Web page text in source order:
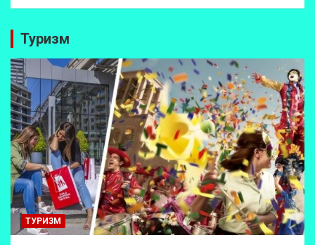
Туризм
ТУРИЗМ